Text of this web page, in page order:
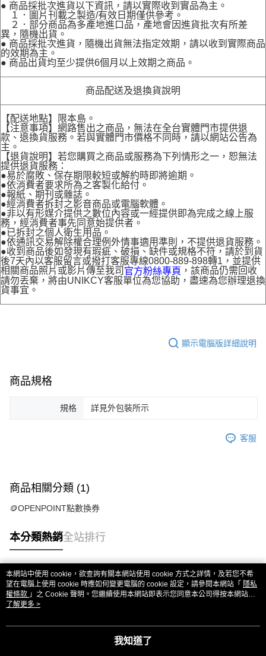
● 商品採批次進貨以下資訊，請以實際收到實品為主。
１．圖片刊載之製造/有效日期僅供參考。
２．部分商品為多產地進口品，產地會因進貨批次有所差
異，隨機出貨。
● 商品採批次進貨，隨機出貨無法指定效期，請以收到實際商品
的效期為主。
● 商品出貨均至少提供6個月以上效期之商品。
商品配送及退換貨說明
【配送地點】限本島。
【注意事項】網路售出之商品，無法在全台實體門市提供退
款、退換貨服務。若與實體門市價格不同時，請以網站公告為
主。
【退貨說明】若您購買之商品或服務為下列情形之一，恕無法
提供退貨服務：
●易於腐敗、保存期限較短或解約時即將逾期。
●依消費者要求所為之客製化給付。
●報紙、期刊或雜誌。
●經消費者拆封之影音商品或電腦軟體。
●非以有形媒介提供之數位內容或一經提供即為完成之線上服
務，經消費者事先同意始提供者。
●已拆封之個人衛生用品。
●依通訊交易解除權合理例外情事適用準則，不提供退貨服務。
●收到商品後如發現有瑕疵、破損、缺件或規格不符，請於到貨
後7天內以客服留言或撥打客服專線0800-889-898轉1，並提供
相關商品照片或影片傳至我司 官方粉絲專頁 ，該商品仍需回收
請勿丟棄，將由UNIKCY客服單位為您協助，盡速為您辦理退換
貨事宜。
顯示電腦版詳細說明
商品規格
規格 詳見外包裝所示
客服
商品相關分類 (1)
🪙OPENPOINT點數換券
本分類熱銷全站排行
熱門標籤
本網站中使用 cookie，欲查詢有關本網站使用 cookie 方式之詳情，及若您不希
望在電腦上使用 cookie 時應如何變更電腦的 cookie 設定，請參閱本網站「 隱私
權條款 」之 Cookie 聲明。您繼續使用本網站即表示您同意本公司得按本網站使
用條款之 Cookie 聲明使用 cookie。
了解更多 >
我知道了